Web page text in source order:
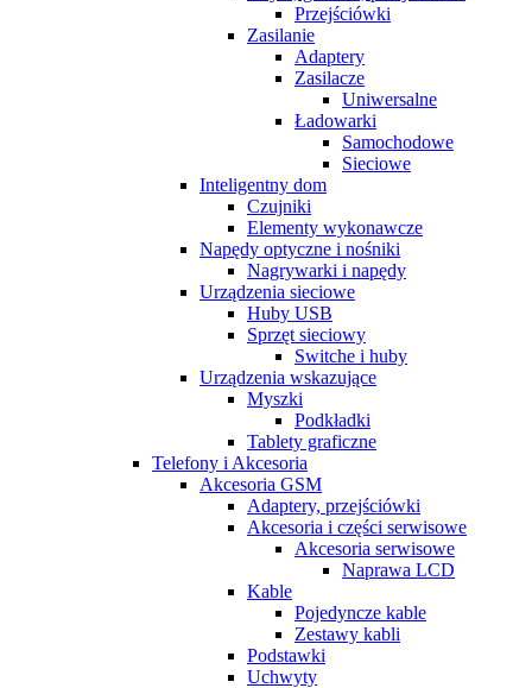
Przejściówki
Zasilanie
Adaptery
Zasilacze
Uniwersalne
Ładowarki
Samochodowe
Sieciowe
Inteligentny dom
Czujniki
Elementy wykonawcze
Napędy optyczne i nośniki
Nagrywarki i napędy
Urządzenia sieciowe
Huby USB
Sprzęt sieciowy
Switche i huby
Urządzenia wskazujące
Myszki
Podkładki
Tablety graficzne
Telefony i Akcesoria
Akcesoria GSM
Adaptery, przejściówki
Akcesoria i części serwisowe
Akcesoria serwisowe
Naprawa LCD
Kable
Pojedyncze kable
Zestawy kabli
Podstawki
Uchwyty